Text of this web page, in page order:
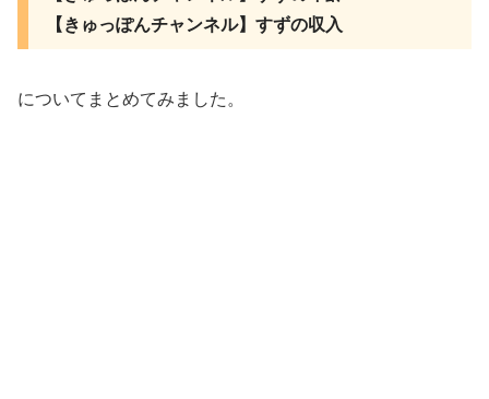
【きゅっぽんチャンネル】すずの収入
についてまとめてみました。